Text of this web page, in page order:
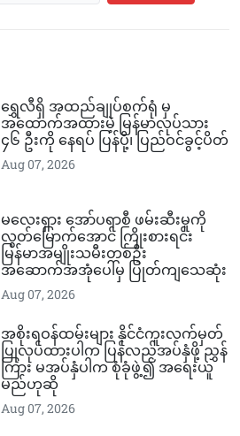
ရွှေလီရှိ အထည်ချုပ်စက်ရုံ မှ
အထောက်အထားမဲ့ မြန်မာလုပ်သား
၄၆ ဦးကို နေရပ် ပြန်ပို့၊ ပြည်ဝင်ခွင့်ပိတ်
Aug 07, 2026
မလေးရှား အော်ပရာစီ ဖမ်းဆီးမှုကို
လွတ်မြောက်​အောင် ကြိုးစားရင်း
မြန်မာအမျိုးသမီးတစ်ဦး
အဆောက်အအုံပေါ်မှ ပြုတ်ကျသေဆုံး
Aug 07, 2026
အစိုးရဝန်ထမ်းများ နိုင်ငံကူးလက်မှတ်
ပြုလုပ်ထားပါက ပြန်လည်အပ်နှံဖို့ ညွှန်
ကြား မအပ်နှံပါက စုံခုံဖွဲ့၍ အရေးယူ
မည်ဟုဆို
Aug 07, 2026